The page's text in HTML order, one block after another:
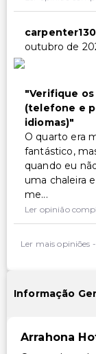
outubro de
Verifique
(telefone e
idiomas)
O quarto era
fantástico,
quando eu
uma chaleira
me...
Ler opinião
Ler mais opiniões -
Informação
Arrahona